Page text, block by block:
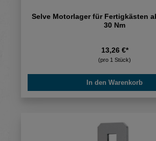
Selve Motorlager für Fertigkästen
30 Nm
13,26 €*
(pro 1 Stück)
In den Warenkorb